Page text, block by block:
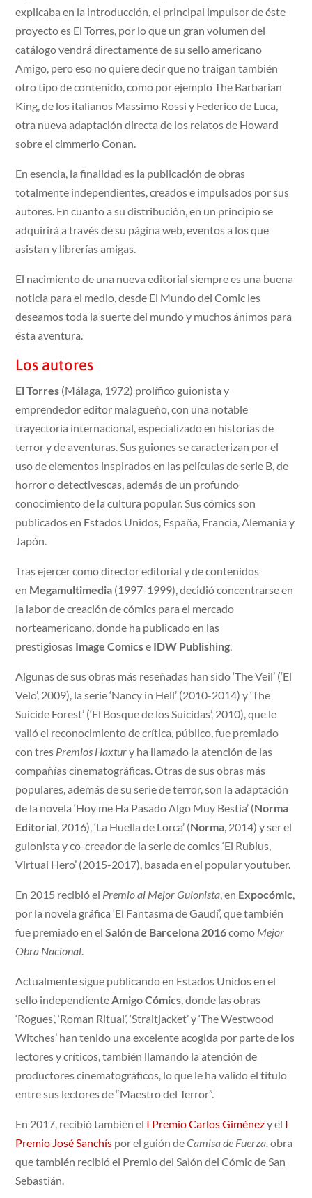
explicaba en la introducción, el principal impulsor de éste
proyecto es El Torres, por lo que un gran volumen del
catálogo vendrá directamente de su sello americano
Amigo, pero eso no quiere decir que no traigan también
otro tipo de contenido, como por ejemplo The Barbarian
King, de los italianos Massimo Rossi y Federico de Luca,
otra nueva adaptación directa de los relatos de Howard
sobre el cimmerio Conan.
En esencia, la finalidad es la publicación de obras
totalmente independientes, creados e impulsados por sus
autores. En cuanto a su distribución, en un principio se
adquirirá a través de su página web, eventos a los que
asistan y librerías amigas.
El nacimiento de una nueva editorial siempre es una buena
noticia para el medio, desde El Mundo del Comic les
deseamos toda la suerte del mundo y muchos ánimos para
ésta aventura.
Los autores
El Torres (Málaga, 1972) prolífico guionista y
emprendedor editor malagueño, con una notable
trayectoria internacional, especializado en historias de
terror y de aventuras. Sus guiones se caracterizan por el
uso de elementos inspirados en las películas de serie B, de
horror o detectivescas, además de un profundo
conocimiento de la cultura popular. Sus cómics son
publicados en Estados Unidos, España, Francia, Alemania y
Japón.
Tras ejercer como director editorial y de contenidos
en Megamultimedia (1997-1999), decidió concentrarse en
la labor de creación de cómics para el mercado
norteamericano, donde ha publicado en las
prestigiosas Image Comicse IDW Publishing
Algunas de sus obras más reseñadas han sido ‘The Veil’ (‘El
Velo’, 2009), la serie ‘Nancy in Hell’ (2010-2014) y ‘The
Suicide Forest’ (‘El Bosque de los Suicidas’, 2010), que le
valió el reconocimiento de crítica, público, fue premiado
con tres Premios Haxtury ha llamado la atención de las
compañías cinematográficas. Otras de sus obras más
populares, además de su serie de terror, son la adaptación
de la novela ‘Hoy me Ha Pasado Algo Muy Bestia’ (Norma
Editorial , 2016), ‘La Huella de Lorca’ (Norma , 2014) y ser el
guionista y co-creador de la serie de comics ‘El Rubius,
Virtual Hero’ (2015-2017), basada en el popular youtuber.
En 2015 recibió el Premio al Mejor Guionista , en Expocómic
por la novela gráfica ‘El Fantasma de Gaudí’, que también
fue premiado en elSalón de Barcelona 2016como Mejor
Obra Nacional
Actualmente sigue publicando en Estados Unidos en el
sello independiente Amigo Cómics , donde las obras
‘Rogues’, ‘Roman Ritual’, ‘Straitjacket’ y ‘The Westwood
Witches’ han tenido una excelente acogida por parte de los
lectores y críticos, también llamando la atención de
productores cinematográficos, lo que le ha valido el título
entre sus lectores de “Maestro del Terror”.
En 2017, recibió también el I Premio Carlos Giménezy el I
Premio José Sanchís por el guión deCamisa de Fuerza, obra
que también recibió el Premio del Salón del Cómic de San
Sebastián.